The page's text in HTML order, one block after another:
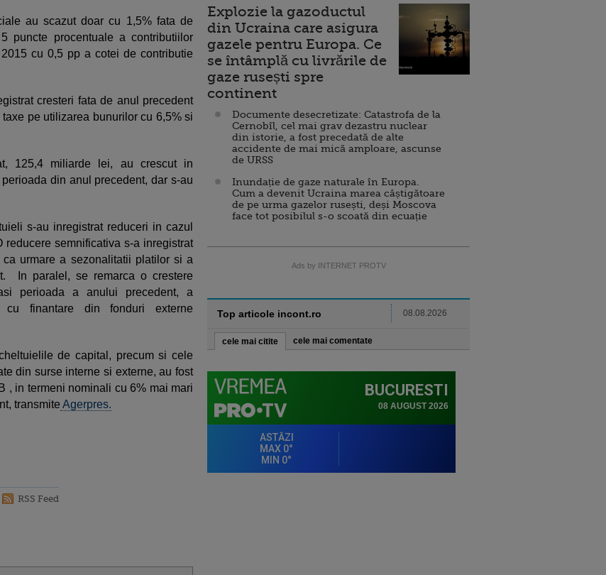
au scazut doar cu 1,5% fata de
puncte procentuale a contributiilor
cu 0,5 pp a cotei de contributie
cresteri fata de anul precedent
pe utilizarea bunurilor cu 6,5% si
125,4 miliarde lei, au crescut in
din anul precedent, dar s-au
s-au inregistrat reduceri in cazul
semnificativa s-a inregistrat
urmare a sezonalitatii platilor si a
In paralel, se remarca o crestere
perioada a anului precedent, a
cu finantare din fonduri externe
de capital, precum si cele
din surse interne si externe, au fost
, in termeni nominali cu 6% mai mari
transmite Agerpres.
RSS Feed
Explozie la gazoductul
din Ucraina care asigura
gazele pentru Europa. Ce
se întâmplă cu livrările de
gaze rusești spre
continent
Documente desecretizate: Catastrofa de la
Cernobîl, cel mai grav dezastru nuclear
din istorie, a fost precedată de alte
accidente de mai mică amploare, ascunse
de URSS
Inundație de gaze naturale în Europa.
Cum a devenit Ucraina marea câștigătoare
de pe urma gazelor rusești, deși Moscova
face tot posibilul s-o scoată din ecuație
Ads by INTERNET PROTV
Top articole incont.ro 08.08.2026
cele mai citite cele mai comentate